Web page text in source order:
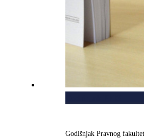
Godišnjak Pravnog